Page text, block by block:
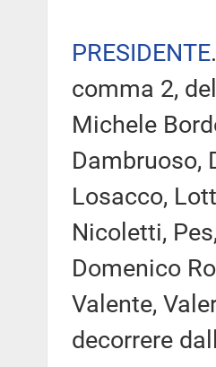
PRESIDENTE
comma 2,
Michele
Dambruoso,
Losacco,
Nicoletti,
Domenico
Valente,
decorrere